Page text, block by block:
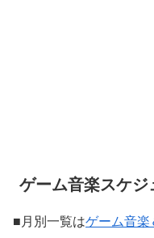
ゲーム音楽スケジ
■月別一覧はゲーム音楽